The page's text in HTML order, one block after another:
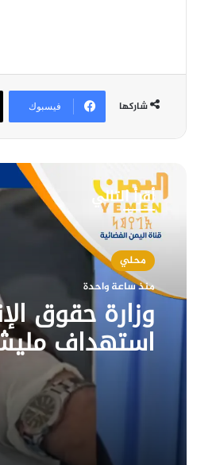
شاركها فيسبوك
أقرأ التالي
محلي
منذ ساعة واحدة
وزارة حقوق
استهداف
لمخيمات